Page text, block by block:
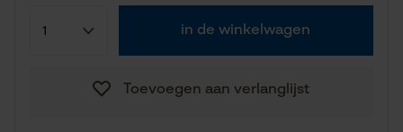
in de winkelwagen
Toevoegen aan verlanglijst